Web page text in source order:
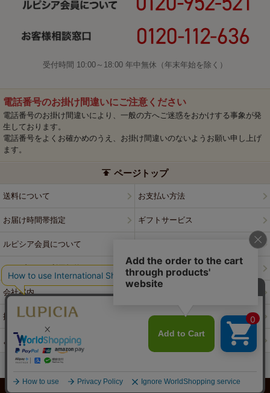
受付時間 10:00～18:00 年中無休（年末年始を除く）
電話番号のお掛け間違いにご注意ください
電話番号のお掛け間違いにより、一般の方へご迷惑をおかけする事象が発
生しております。
電話番号をよくお確かめのうえ、お掛け間違いのないようお願い申し上げ
ます。
ページトップ
送料について お支払い方法
お届け時間帯指定 ギフトサービス
ルピシア会員について
ウェブサイト利用規約 特定商取引法に基づく表記
会社案内
採用情報 ルピシアブランド
よくある質問